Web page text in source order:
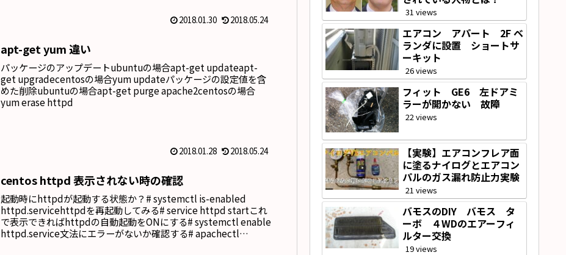
2018.01.30 2018.05.24
apt-get yum 違い
パッケージのアップデートubuntuの場合apt-get updateapt-
get upgradecentosの場合yum updateパッケージの設定値を含
めた削除ubuntuの場合apt-get purge apache2centosの場合
yum erase httpd
2018.01.28 2018.05.24
centos httpd 表示されない時の確認
起動時にhttpdが起動する状態か？# systemctl is-enabled
httpd.servicehttpdを再起動してみる# service httpd startこれ
で表示できればhttpdの自動起動をONにする# systemctl enable
httpd.service文法にエラーがないか確認する# apachectl
31 views
エアコン アパート 2F ベ
ランダに設置 ショートサ
ーキット
26 views
フィット GE6 左ドアミ
ラーが開かない 故障
22 views
【実験】エアコンフレア面
に塗るナイログとエアコン
パルのガス漏れ防止力実験
21 views
バモスのDIY バモス タ
ーボ ４WDのエアーフィ
ルター交換
19 views